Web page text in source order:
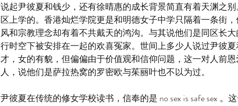
说起尹彼夏和钱少，还有徐晴惠的成长背景简直有着天渊之
区上学的。香港灿烂学院更是和明德女子中学只隔着一条街
风和宗教理念却有着不共戴天的鸿沟。与其说他们是同区长
行时空下被安排在一起的欢喜冤家。世间上多少人说过尹彼
才，女的有貌，但偏偏由于价值观和信仰问题，这一对人前
人，说他们是萨拉热窝的罗密欧与茱丽叶也不以为过。
尹彼夏在传统的修女学校读书，信奉的是 no sex is safe sex 。